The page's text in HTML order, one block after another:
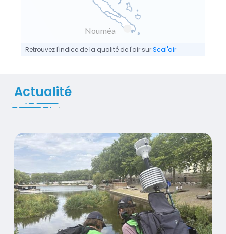
Retrouvez l'indice de la qualité de l'air surScal'air
Nouméa
Actualité
Air Pays de la Loire contribue à la recherche sur l'air et
Visuel